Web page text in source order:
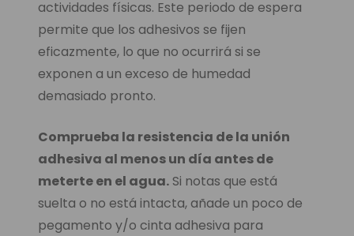
actividades físicas. Este periodo de espera
permite que los adhesivos se fijen
eficazmente, lo que no ocurrirá si se
exponen a un exceso de humedad
demasiado pronto.
Comprueba la resistencia de la unión
adhesiva al menos un día antes de
meterte en el agua. Si notas que está
suelta o no está intacta, añade un poco de
pegamento y/o cinta adhesiva para